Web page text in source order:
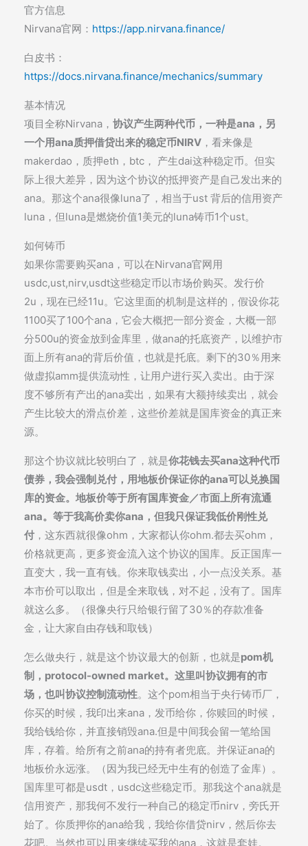
官方信息
Nirvana官网： https://app.nirvana.finance/
白皮书：
https://docs.nirvana.finance/mechanics/summary
基本情况
项目全称Nirvana， 协议产生两种代币，一种是ana，另
一个用ana质押借贷出来的稳定币NIRV ，看来像是
makerdao，质押eth，btc， 产生dai这种稳定币。但实
际上很大差异，因为这个协议的抵押资产是自己发出来的
ana。那这个ana很像luna了，相当于ust 背后的信用资产
luna，但luna是燃烧价值1美元的luna铸币1个ust。
如何铸币
如果你需要购买ana，可以在Nirvana官网用
usdc,ust,nirv,usdt这些稳定币以市场价购买。发行价
2u，现在已经11u。它这里面的机制是这样的，假设你花
1100买了100个ana，它会大概把一部分资金，大概一部
分500u的资金放到金库里，做ana的托底资产，以维护市
面上所有ana的背后价值，也就是托底。剩下的30％用来
做虚拟amm提供流动性，让用户进行买入卖出。由于深
度不够所有产出的ana卖出，如果有大额持续卖出，就会
产生比较大的滑点价差，这些价差就是国库资金的真正来
源。
那这个协议就比较明白了，就是你花钱去买ana这种代币
债券，我会强制兑付，用地板价保证你的ana可以兑换国
库的资金。地板价等于所有国库资金／市面上所有流通
ana。等于我高价卖你ana，但我只保证我低价刚性兑
付 ，这东西就很像ohm，大家都认你ohm.都去买ohm，
价格就更高，更多资金流入这个协议的国库。反正国库一
直变大，我一直有钱。你来取钱卖出，小一点没关系。基
本市价可以取出，但是全来取钱，对不起，没有了。国库
就这么多。（很像央行只给银行留了30％的存款准备
金，让大家自由存钱和取钱）
怎么做央行，就是这个协议最大的创新，也就是pom机
制，protocol-owned market。这里叫协议拥有的市
场，也叫协议控制流动性。这个pom相当于央行铸币厂，
你买的时候，我印出来ana，发币给你，你赎回的时候，
我给钱给你，并直接销毁ana.但是中间我会留一笔给国
库，存着。给所有之前ana的持有者兜底。并保证ana的
地板价永远涨。（因为我已经无中生有的创造了金库）。
国库里可都是usdt，usdc这些稳定币。那我这个ana就是
信用资产，那我何不发行一种自己的稳定币nirv，旁氏开
始了。你质押你的ana给我，我给你借贷nirv，然后你去
花吧。当然也可以用来继续买我的ana，这就是套娃。